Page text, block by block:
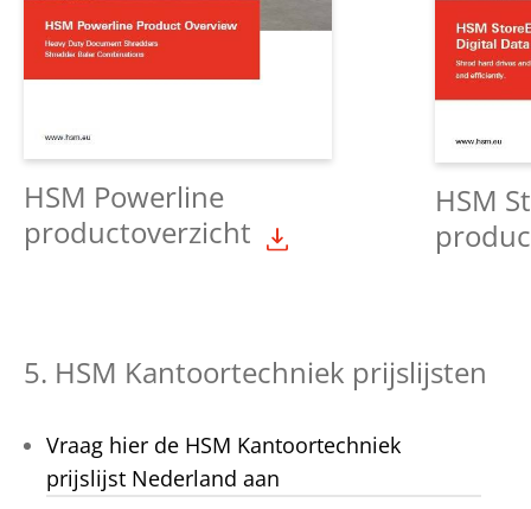
HSM Powerline
productoverzicht
HSM
5. HSM Kantoortechniek prijslijsten
Vraag hier de HSM Kantoortechniek
prijslijst Nederland aan